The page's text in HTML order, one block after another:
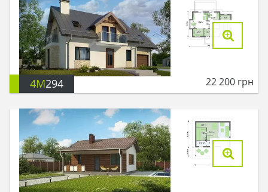
4M294 22 200 грн